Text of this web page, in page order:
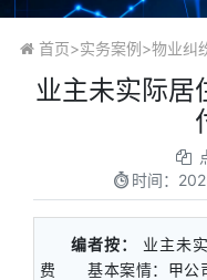
首页>实务案例 >物业纠
业主未实际居
时间：
编者按：
业主未
费 基本案情：甲公司